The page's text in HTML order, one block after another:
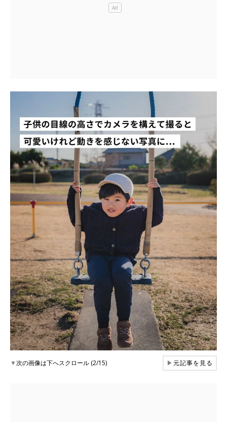
▼次の画像は下へスクロール (2/15) ▶元記事を見る